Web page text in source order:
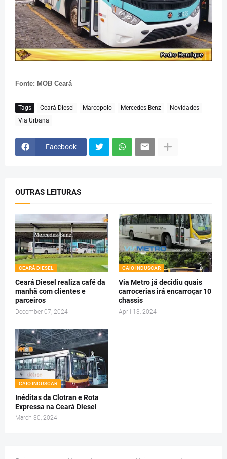
Fonte: MOB Ceará
Tags Ceará Diesel Marcopolo Mercedes Benz
Novidades
Via Urbana
Facebook
OUTRAS LEITURAS
CEARÁ DIESEL
Ceará Diesel realiza café da
manhã com clientes e
parceiros
December 07, 2024
CAIO INDUSCAR
Via Metro já decidiu quais
carrocerias irá encarroçar 10
chassis
April 13, 2024
CAIO INDUSCAR
Inéditas da Clotran e Rota
Expressa na Ceará Diesel
March 30, 2024